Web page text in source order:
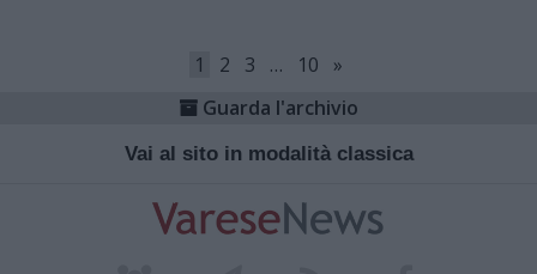
1 2 3 … 10
»
Guarda l'archivio
Vai al sito in modalità classica